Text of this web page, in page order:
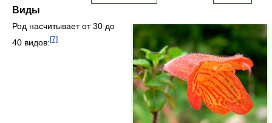
Виды
Род насчитывает от 30 до
40 видов:[7]